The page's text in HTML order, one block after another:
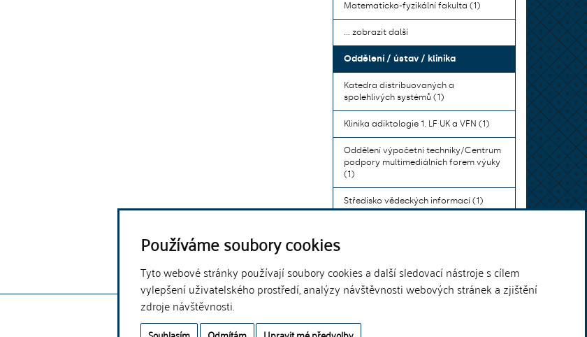
Používáme soubory cookies
Tyto webové stránky používají soubory cookies a další sledovací nástroje s cílem
vylepšení uživatelského prostředí, analýzy návštěvnosti webových stránek a zjištění
zdroje návštěvnosti.
Matematicko-fyzikální fakulta (1)
... zobrazit další
Oddělení / ústav / klinika
Katedra distribuovaných a
spolehlivých systémů (1)
Klinika adiktologie 1. LF UK a VFN (1)
Oddělení výpočetní techniky/Centrum
podpory multimediálních forem výuky
(1)
Středisko vědeckých informací (1)